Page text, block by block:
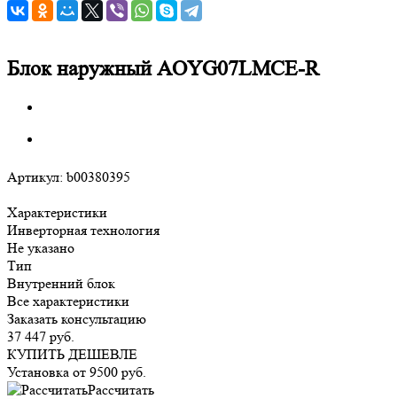
Блок наружный AOYG07LMCE-R
Артикул: b00380395
Характеристики
Инверторная технология
Не указано
Тип
Внутренний блок
Все характеристики
Заказать консультацию
37 447 руб.
КУПИТЬ ДЕШЕВЛЕ
Установка от 9500 руб.
Рассчитать